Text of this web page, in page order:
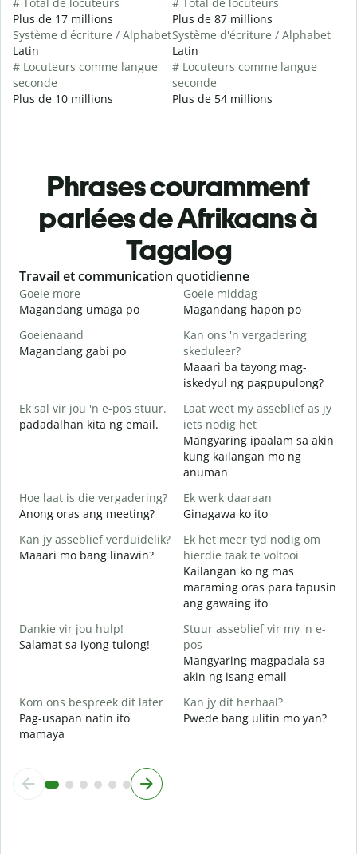
Plus de 17 millions
Système d'écriture / Alphabet
Latin
# Locuteurs comme langue
seconde
Plus de 10 millions
Plus de 87 millions
Système d'écriture / Alphabet
Latin
# Locuteurs comme langue
seconde
Plus de 54 millions
Phrases couramment
parlées de Afrikaans à
Tagalog
Slide 1 of 6
Travail et communication quotidienne
Goeie more
Magandang umaga po
Goeie middag
Magandang hapon po
Goeienaand
Magandang gabi po
Kan ons 'n vergadering
skeduleer?
Maaari ba tayong mag-
iskedyul ng pagpupulong?
Ek sal vir jou 'n e-pos stuur.
padadalhan kita ng email.
Laat weet my asseblief as jy
iets nodig het
Mangyaring ipaalam sa akin
kung kailangan mo ng
anuman
Hoe laat is die vergadering?
Anong oras ang meeting?
Ek werk daaraan
Ginagawa ko ito
Kan jy asseblief verduidelik?
Maaari mo bang linawin?
Ek het meer tyd nodig om
hierdie taak te voltooi
Kailangan ko ng mas
maraming oras para tapusin
ang gawaing ito
Dankie vir jou hulp!
Salamat sa iyong tulong!
Stuur asseblief vir my 'n e-
pos
Mangyaring magpadala sa
akin ng isang email
Kom ons bespreek dit later
Pag-usapan natin ito
mamaya
Kan jy dit herhaal?
Pwede bang ulitin mo yan?